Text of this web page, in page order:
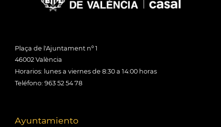
Plaça de l'Ajuntament nº 1
46002 València
Horarios: lunes a viernes de 8:30 a 14:00 horas
Teléfono: 963 52 54 78
Ayuntamiento